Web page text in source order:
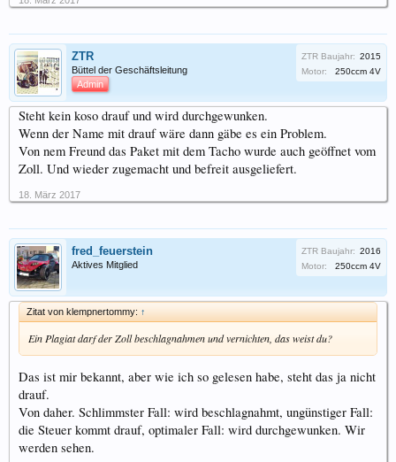
ZTR
Büttel der Geschäftsleitung
Admin
ZTR Baujahr: 2015
Motor:
250ccm 4V
Steht kein koso drauf und wird durchgewunken.
Wenn der Name mit drauf wäre dann gäbe es ein Problem.
Von nem Freund das Paket mit dem Tacho wurde auch geöffnet vom
Zoll. Und wieder zugemacht und befreit ausgeliefert.
18. März 2017
fred_feuerstein
Aktives Mitglied
ZTR Baujahr: 2016
Motor:
250ccm 4V
Zitat von klempnertommy: ↑
Ein Plagiat darf der Zoll beschlagnahmen und vernichten, das weist du?
Das ist mir bekannt, aber wie ich so gelesen habe, steht das ja nicht
drauf.
Von daher. Schlimmster Fall: wird beschlagnahmt, ungünstiger Fall:
die Steuer kommt drauf, optimaler Fall: wird durchgewunken. Wir
werden sehen.